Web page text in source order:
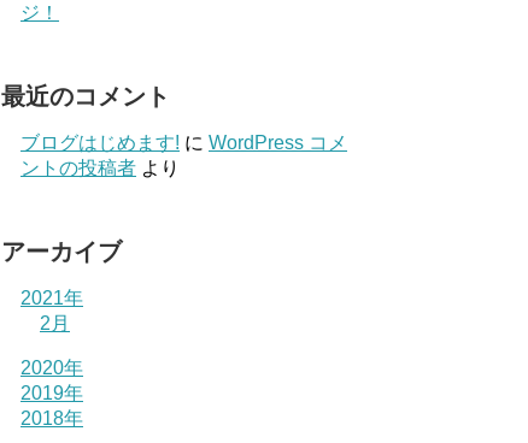
ジ！
最近のコメント
ブログはじめます! に WordPress コメ
ントの投稿者 より
アーカイブ
2021年
2月
2020年
2019年
2018年